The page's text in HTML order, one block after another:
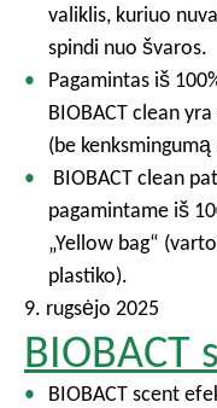
valiklis, kuriuo
spindi nuo švaros.
Pagamintas iš
BIOBACT clean
(be
BIOBACT clean
pagamintame iš
„Yellow bag“
plastiko).
9. rugsėjo 2025
BIOBACT
BIOBACT scent